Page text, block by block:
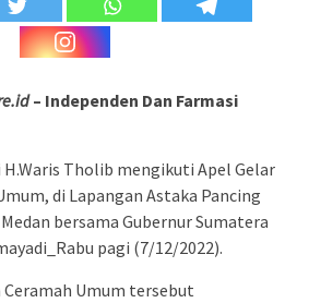
– Independen Dan Farmasi
Tholib mengikuti Apel Gelar
di Lapangan Astaka Pancing
bersama Gubernur Sumatera
pagi (7/12/2022).
Ceramah Umum tersebut